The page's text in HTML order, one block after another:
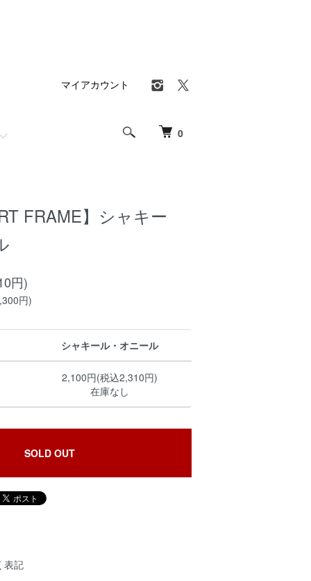
0
マイアカウント
FRAME】シャキー
円)
円)
シャキール・オニール
2,100円(税込2,310円)
在庫なし
SOLD OUT
表記